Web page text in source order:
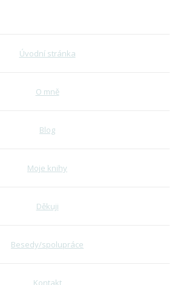
Úvodní stránka
O mně
Blog
Moje knihy
Děkuji
Besedy/spolupráce
Kontakt